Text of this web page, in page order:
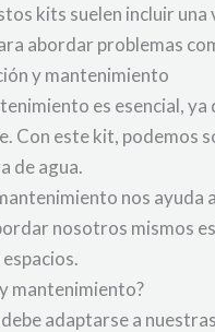
kits suelen incluir
abordar problemas
y mantenimiento
es esencial,
Con este kit, podemos
de agua.
nos
nosotros mismos
mantenimiento?
adaptarse a